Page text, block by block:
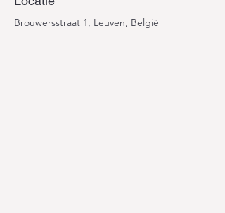
Brouwersstraat 1, Leuven, België